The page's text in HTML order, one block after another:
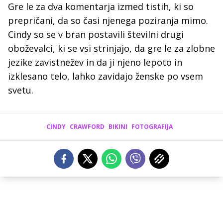
Gre le za dva komentarja izmed tistih, ki so
prepričani, da so časi njenega poziranja mimo.
Cindy so se v bran postavili številni drugi
oboževalci, ki se vsi strinjajo, da gre le za zlobne
jezike zavistnežev in da ji njeno lepoto in
izklesano telo, lahko zavidajo ženske po vsem
svetu.
CINDY CRAWFORD BIKINI FOTOGRAFIJA